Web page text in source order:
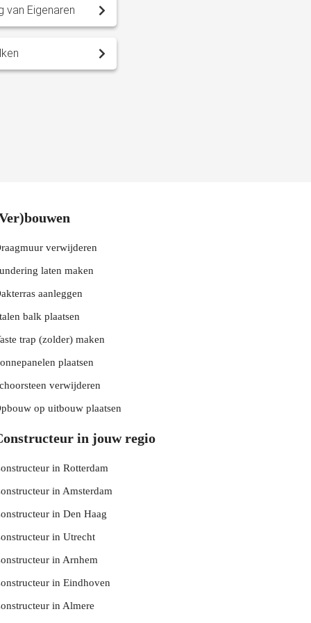
van Eigenaren
verwijderen
laten maken
aanleggen
balk plaatsen
trap (zolder) maken
plaatsen
verwijderen
op uitbouw plaatsen
in jouw regio
in Rotterdam
in Amsterdam
in Den Haag
in Utrecht
in Arnhem
in Eindhoven
in Almere